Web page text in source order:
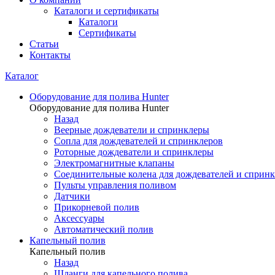
Каталоги и сертификаты
Каталоги
Сертификаты
Статьи
Контакты
Каталог
Оборудование для полива Hunter
Оборудование для полива Hunter
Назад
Веерные дождеватели и спринклеры
Сопла для дождевателей и спринклеров
Роторные дождеватели и спринклеры
Электромагнитные клапаны
Соединительные колена для дождевателей и
Пульты управления поливом
Датчики
Прикорневой полив
Аксессуары
Автоматический полив
Капельный полив
Капельный полив
Назад